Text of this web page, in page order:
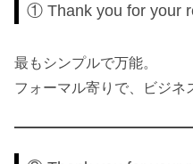
① Thank you for your
最もシンプルで万能。
フォーマル寄りで、ビジネ